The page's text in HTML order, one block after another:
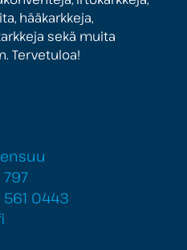
hääkarkkeja,
sekä muita
Tervetuloa!
0443